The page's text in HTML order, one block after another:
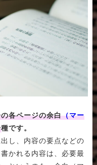
各ページの余白（マー
です。
し、内容の要点などの
かれる内容は、必要最